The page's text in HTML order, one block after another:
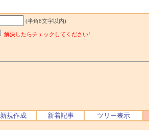
(半角8文字以内)
解決したらチェックしてください!
新規作成 新着記事 ツリー表示